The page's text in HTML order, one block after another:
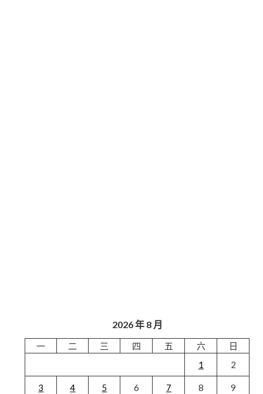
2026 年 8 月
一 二 三 四 五 六
日
1
2
3 4 5 6 7 8 9